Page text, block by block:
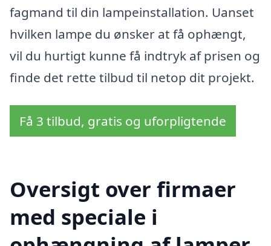
fagmand til din lampeinstallation. Uanset
hvilken lampe du ønsker at få ophængt,
vil du hurtigt kunne få indtryk af prisen og
finde det rette tilbud til netop dit projekt.
Få 3 tilbud, gratis og uforpligtende
Oversigt over firmaer
med speciale i